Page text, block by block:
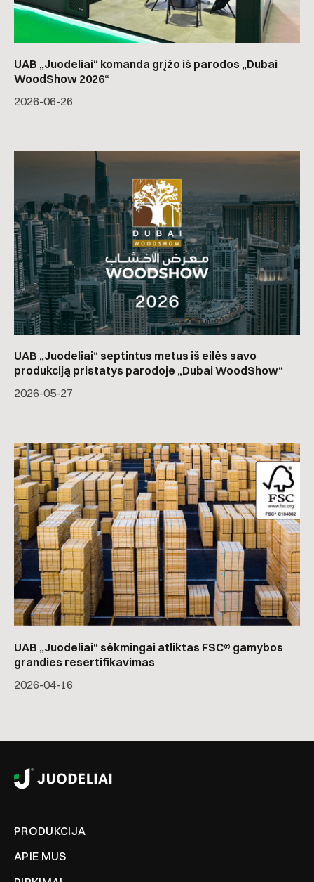
UAB „Juodeliai“ komanda grįžo iš parodos „Dubai
WoodShow 2026“
2026-06-26
UAB „Juodeliai“ septintus metus iš eilės savo
produkciją pristatys parodoje „Dubai WoodShow“
2026-05-27
UAB „Juodeliai“ sėkmingai atliktas FSC® gamybos
grandies resertifikavimas
2026-04-16
PRODUKCIJA
APIE MUS